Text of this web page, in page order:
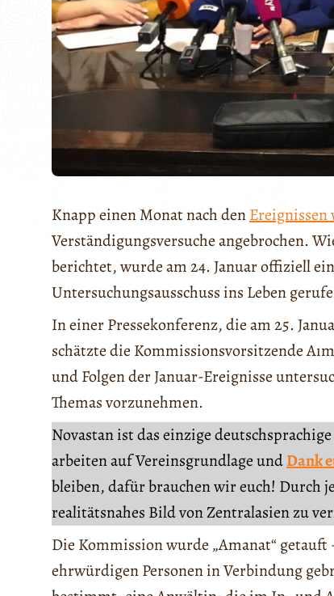
Knapp einen Monat nach denEreignissen
Verständigungsversuche angebrochen.
berichtet, wurde am 24. Januar offiziell
Untersuchungsausschuss ins Leben
In einer Pressekonferenz, die am 25.
schätzte die Kommissionsvorsitzende
und Folgen der Januar-Ereignisse
Themas vorzunehmen.
Novastan ist das einzige
arbeiten auf Vereinsgrundlage undDank
bleiben, dafür brauchen wir euch! Durch
realitätsnahes Bild von Zentralasien zu
Die Kommission wurde „Amanat“
ehrwürdigen Personen in Verbindung